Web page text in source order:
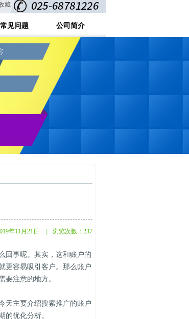
藏
常见问题 公司简介
年11月21日 浏览次数： 237
事呢。其实，这和账户的
更容易吸引客户。那么账户
要注意的地方。
主要介绍搜索推广的账户
的优化分析。